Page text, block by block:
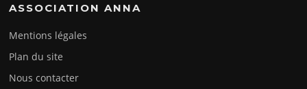
ASSOCIATION ANNA
Mentions légales
Plan du site
Nous contacter